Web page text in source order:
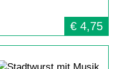
€ 4,75